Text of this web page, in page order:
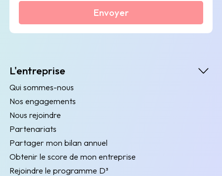
Envoyer
L'entreprise
Qui sommes-nous
Nos engagements
Nous rejoindre
Partenariats
Partager mon bilan annuel
Obtenir le score de mon entreprise
Rejoindre le programme D³